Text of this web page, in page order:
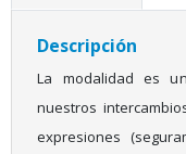
Descripción
La modalidad es
nuestros
expresiones